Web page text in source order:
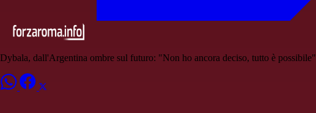
Dybala, dall'Argentina ombre sul futuro: "Non ho ancora deciso, tutto è possibile"